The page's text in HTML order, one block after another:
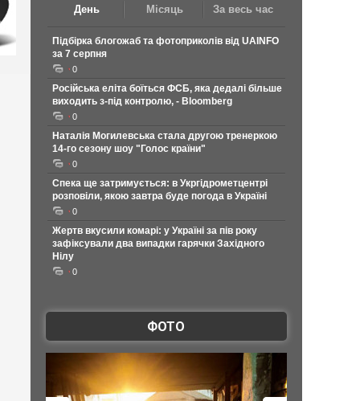
День Місяць За весь час
Підбірка блогожаб та фотоприколів від UAINFO
за 7 серпня
0
Російська еліта боїться ФСБ, яка дедалі більше
виходить з-під контролю, - Bloomberg
0
Наталія Могилевська стала другою тренеркою
14-го сезону шоу "Голос країни"
0
Спека ще затримується: в Укргідрометцентрі
розповіли, якою завтра буде погода в Україні
0
Жертв вкусили комарі: у Україні за пів року
зафіксували два випадки гарячки Західного
Нілу
0
ФОТО